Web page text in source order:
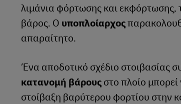
λιμάνια φόρτωσης και εκφόρτωσης,
βάρος. Ο υποπλοίαρχος
απαραίτητο.
Ένα αποδοτικό σχέδιο στοιβασίας
κατανομή βάρους στο πλοίο
στοίβαξη βαρύτερου φορτίου στην